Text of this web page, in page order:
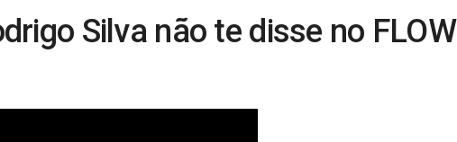
Silva não te disse no FLOW